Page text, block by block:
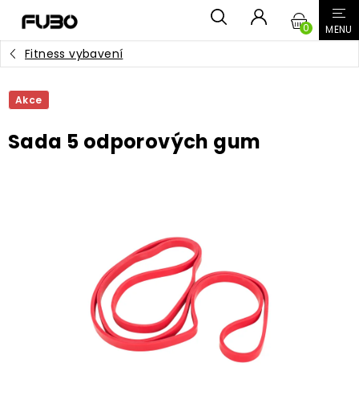
obsah
Fitness vybavení
Akce
Sada 5 odporových gum